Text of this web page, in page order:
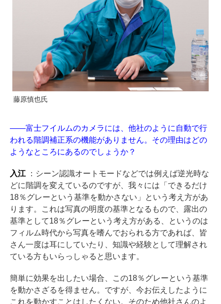
藤原慎也氏
——富士フイルムのカメラには、他社のように自動で行
われる階調補正系の機能がありません。その理由はどの
ようなところにあるのでしょうか？
入江
：シーン認識オートモードなどでは例えば逆光時な
どに階調を変えているのですが、我々には「できるだけ
18％グレーという基準を動かさない」という考え方があ
ります。これは写真の明度の基準となるもので、露出の
基準として18％グレーという考え方がある、というのは
フィルム時代から写真を嗜んでおられる方であれば、皆
さん一度は耳にしていたり、知識や経験として理解され
ている方もいらっしゃると思います。
簡単に効果を出したい場合、この18％グレーという基準
を動かさざるを得ません。ですが、今お伝えしたように
これを動かすことはしたくない。そのため他社さんのよ